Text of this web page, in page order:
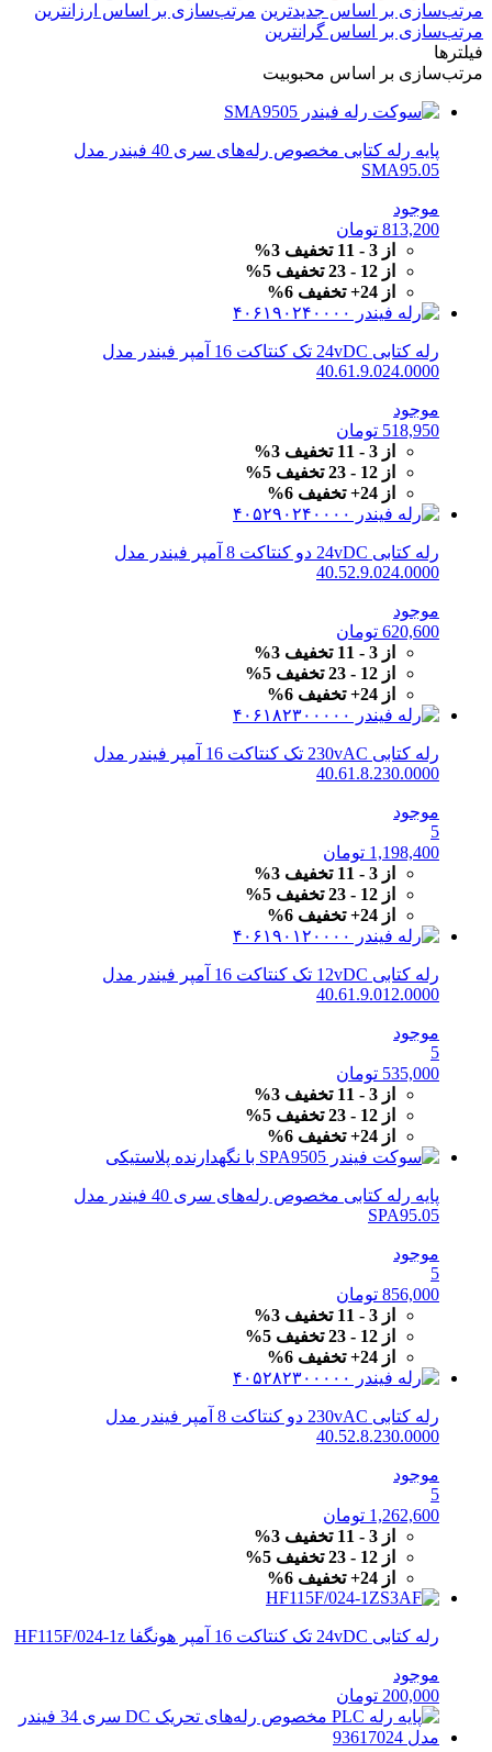
مرتب‌سازی بر اساس جدیدترین مرتب‌سازی بر اساس ارزانترین
مرتب‌سازی بر اساس گرانترین
فیلترها
مرتب‌سازی بر اساس محبوبیت
پایه رله کتابی مخصوص رله‌های سری 40 فیندر مدل
SMA95.05
موجود
813,200 تومان
از 3 - 11 تخفیف 3%
از 12 - 23 تخفیف 5%
از 24+ تخفیف 6%
رله کتابی 24vDC تک کنتاکت 16 آمپر فیندر مدل
40.61.9.024.0000
موجود
518,950 تومان
از 3 - 11 تخفیف 3%
از 12 - 23 تخفیف 5%
از 24+ تخفیف 6%
رله کتابی 24vDC دو کنتاکت 8 آمپر فیندر مدل
40.52.9.024.0000
موجود
620,600 تومان
از 3 - 11 تخفیف 3%
از 12 - 23 تخفیف 5%
از 24+ تخفیف 6%
رله کتابی 230vAC تک کنتاکت 16 آمپر فیندر مدل
40.61.8.230.0000
موجود
5
1,198,400 تومان
از 3 - 11 تخفیف 3%
از 12 - 23 تخفیف 5%
از 24+ تخفیف 6%
رله کتابی 12vDC تک کنتاکت 16 آمپر فیندر مدل
40.61.9.012.0000
موجود
5
535,000 تومان
از 3 - 11 تخفیف 3%
از 12 - 23 تخفیف 5%
از 24+ تخفیف 6%
پایه رله کتابی مخصوص رله‌های سری 40 فیندر مدل
SPA95.05
موجود
5
856,000 تومان
از 3 - 11 تخفیف 3%
از 12 - 23 تخفیف 5%
از 24+ تخفیف 6%
رله کتابی 230vAC دو کنتاکت 8 آمپر فیندر مدل
40.52.8.230.0000
موجود
5
1,262,600 تومان
از 3 - 11 تخفیف 3%
از 12 - 23 تخفیف 5%
از 24+ تخفیف 6%
رله کتابی 24vDC تک کنتاکت 16 آمپر هونگفا HF115F/024-1z
موجود
200,000 تومان